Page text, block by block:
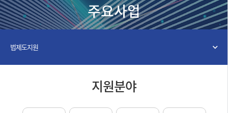
주요사업
법제도지원
지원분야